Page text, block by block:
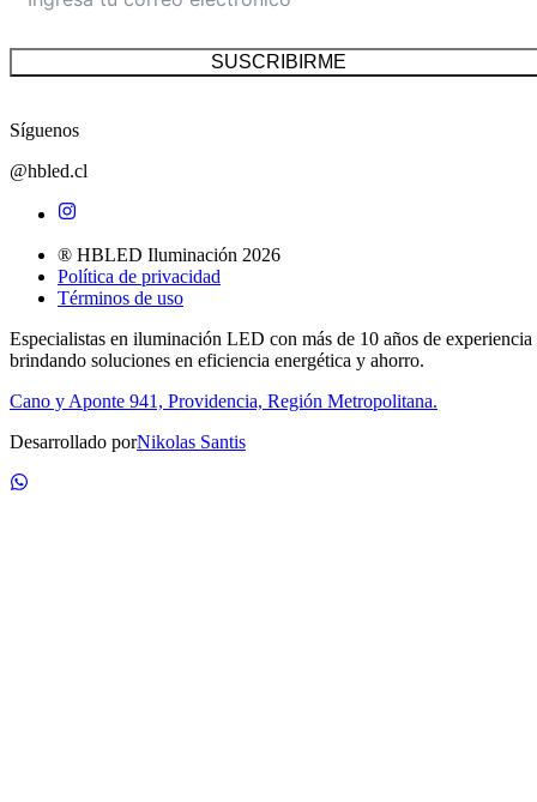
SUSCRIBIRME
Síguenos
@hbled.cl
® HBLED Iluminación 2026
Política de privacidad
Términos de uso
Especialistas en iluminación LED con más de 10 años de experiencia
brindando soluciones en eficiencia energética y ahorro.
Cano y Aponte 941, Providencia, Región Metropolitana.
Desarrollado porNikolas Santis